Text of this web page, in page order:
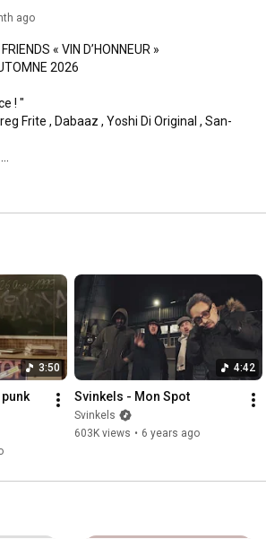
ago
« VIN D’HONNEUR »
2026
! "
Frite , Dabaaz , Yoshi Di Original , San-
Pone
3:50 4:42
Svinkels - Mon Spot
Svinkels
603K views • 6 years ago